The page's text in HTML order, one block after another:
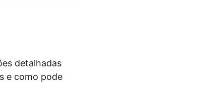
detalhadas
e como pode